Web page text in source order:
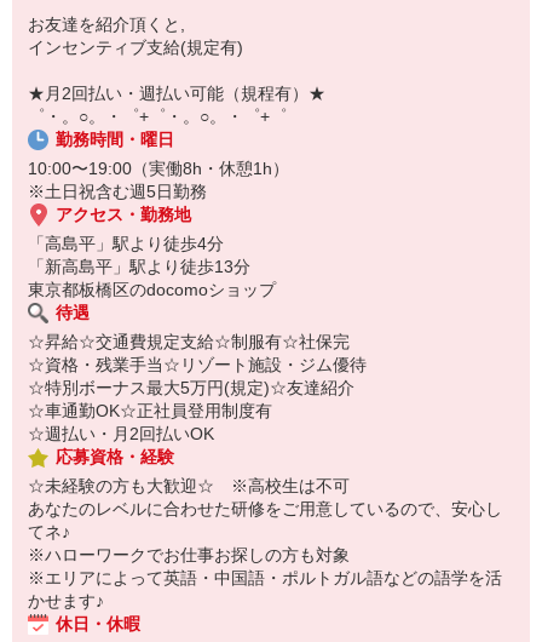
上場/優良/大手企業など
【スマホ面接実施中】
￣￣￣￣￣￣￣￣￣
自宅に居ながらスマホでカンタン面接OK！
オンライン面談なのでスピード対応。
お友達を紹介頂くと,
インセンティブ支給(規定有)
★月2回払い・週払い可能（規程有）★
゜・。○。・゜+゜・。○。・゜+゜
勤務時間・曜日
10:00〜19:00（実働8h・休憩1h）
※土日祝含む週5日勤務
アクセス・勤務地
「高島平」駅より徒歩4分
「新高島平」駅より徒歩13分
東京都板橋区のdocomoショップ
待遇
☆昇給☆交通費規定支給☆制服有☆社保完
☆資格・残業手当☆リゾート施設・ジム優待
☆特別ボーナス最大5万円(規定)☆友達紹介
☆車通勤OK☆正社員登用制度有
☆週払い・月2回払いOK
応募資格・経験
☆未経験の方も大歓迎☆ ※高校生は不可
あなたのレベルに合わせた研修をご用意しているので、安心し
てネ♪
※ハローワークでお仕事お探しの方も対象
※エリアによって英語・中国語・ポルトガル語などの語学を活
かせます♪
休日・休暇